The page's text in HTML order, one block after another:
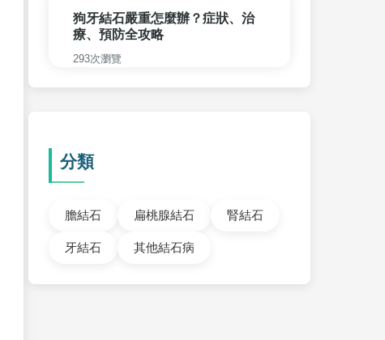
狗牙結石嚴重怎麼辦？症狀、治
療、預防全攻略
293次瀏覽
分類
膽結石 扁桃腺結石 腎結石
牙結石 其他結石病